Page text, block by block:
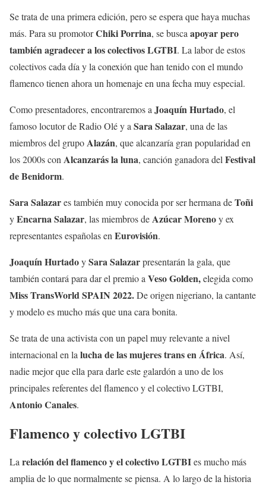
Se trata de una primera edición, pero se espera que haya muchas
más. Para su promotorChiki Porrina, se busca apoyar pero
también agradecer a los colectivos LGTBI. La labor de estos
colectivos cada día y la conexión que han tenido con el mundo
flamenco tienen ahora un homenaje en una fecha muy especial.
Como presentadores, encontraremos a Joaquín Hurtado, el
famoso locutor de Radio Olé y a Sara Salazar, una de las
miembros del grupoAlazán, que alcanzaría gran popularidad en
los 2000s con Alcanzarás la luna, canción ganadora del Festival
de Benidorm.
Sara Salazares también muy conocida por ser hermana deToñi
yEncarna Salazar, las miembros deAzúcar Morenoy ex
representantes españolas en Eurovisión.
Joaquín HurtadoySara Salazarpresentarán la gala, que
también contará para dar el premio a Veso Golden,elegida como
Miss TransWorld SPAIN 2022.De origen nigeriano, la cantante
y modelo es mucho más que una cara bonita.
Se trata de una activista con un papel muy relevante a nivel
internacional en la lucha de las mujeres trans en África. Así,
nadie mejor que ella para darle este galardón a uno de los
principales referentes del flamenco y el colectivo LGTBI,
Antonio Canales.
Flamenco y colectivo LGTBI
La relación del flamenco y el colectivo LGTBIes mucho más
amplia de lo que normalmente se piensa. A lo largo de la historia